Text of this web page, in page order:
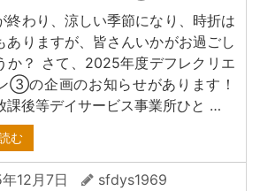
終わり、涼しい季節になり、時折は
ありますが、皆さんいかがお過ごし
か？ さて、2025年度デフレクリエ
③の企画のお知らせがあります！
課後等デイサービス事業所ひと …
む
12月7日
sfdys1969